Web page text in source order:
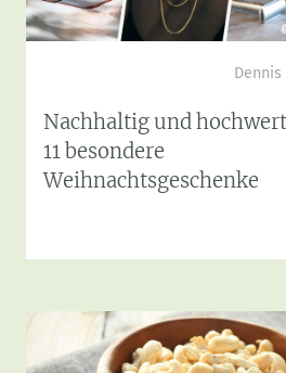
Dennis
Nachhaltig und
11 besondere
Weihnachtsgeschenke